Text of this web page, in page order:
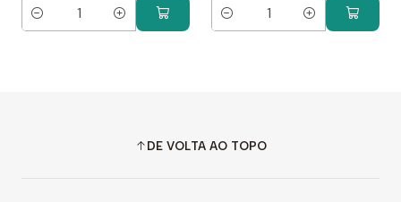
Quantidade Quantidade
DE VOLTA AO TOPO